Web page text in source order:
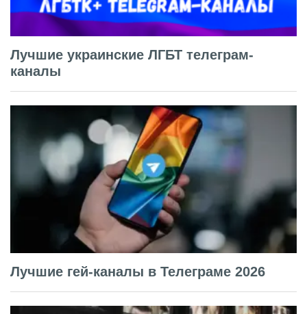
Лучшие украинские ЛГБТ телеграм-
каналы
Лучшие гей-каналы в Телеграме 2026